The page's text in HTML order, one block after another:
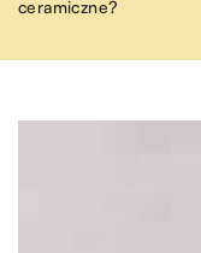
ceramiczne?